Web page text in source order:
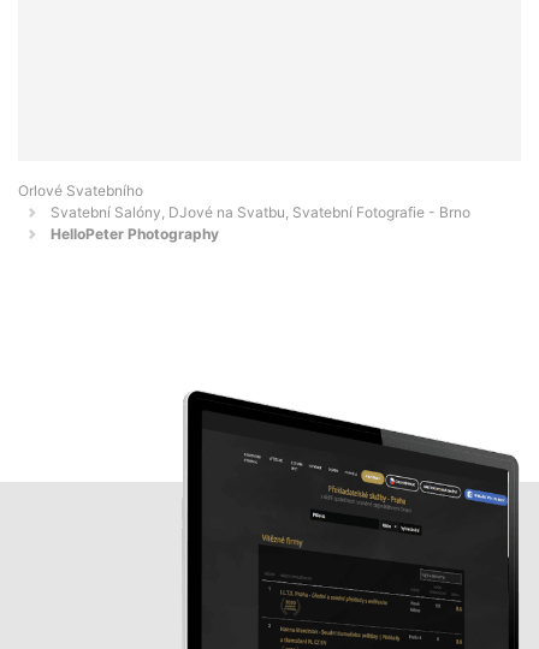
Orlové Svatebního
Svatební Salóny, DJové na Svatbu, Svatební Fotografie - Brno
HelloPeter Photography